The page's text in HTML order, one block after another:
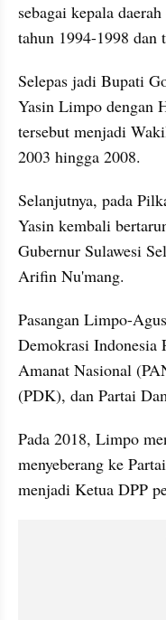
sebagai kepala
tahun 1994-1998 dan
Selepas jadi Bupati
Yasin Limpo dengan
tersebut menjadi
2003 hingga 2008.
Selanjutnya, pada
Yasin kembali
Gubernur Sulawesi
Arifin Nu'mang.
Pasangan Limpo-
Demokrasi Indonesia
Amanat Nasional
(PDK), dan Partai
Pada 2018, Limpo
menyeberang ke
menjadi Ketua DPP